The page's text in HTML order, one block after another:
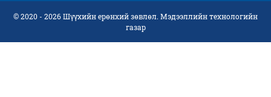
© 2020 - 2026 Шүүхийн ерөнхий зөвлөл. Мэдээллийн технологийн
газар